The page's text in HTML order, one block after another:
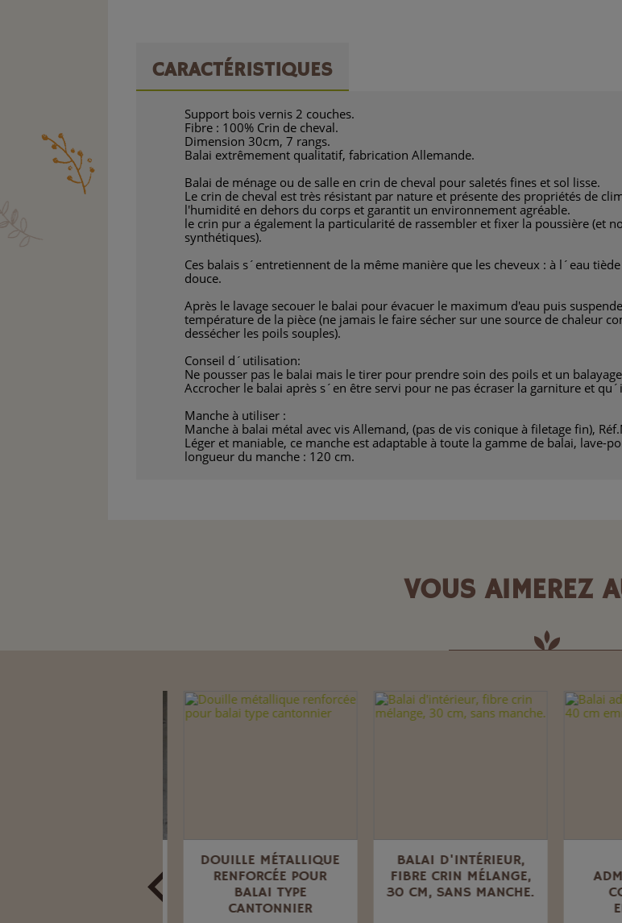
CARACTÉRISTIQUES
Support bois vernis 2 couches.
Fibre : 100% Crin de cheval.
Dimension 30cm, 7 rangs.
Balai extrêmement qualitatif, fabrication Allemande.
Balai de ménage ou de salle en crin de cheval pour saletés fines et sol lisse.
Le crin de cheval est très résistant par nature et présente des propriétés de
l'humidité en dehors du corps et garantit un environnement agréable.
le crin pur a également la particularité de rassembler et fixer la poussière (et
synthétiques).
Ces balais s´entretiennent de la même manière que les cheveux : à l´eau
douce.
Après le lavage secouer le balai pour évacuer le maximum d'eau puis
température de la pièce (ne jamais le faire sécher sur une source de chaleur
dessécher les poils souples).
Conseil d´utilisation:
Ne pousser pas le balai mais le tirer pour prendre soin des poils et un
Accrocher le balai après s´en être servi pour ne pas écraser la garniture et
Manche à utiliser :
Manche à balai métal avec vis Allemand, (pas de vis conique à filetage fin),
Léger et maniable, ce manche est adaptable à toute la gamme de balai, lave-
longueur du manche : 120 cm.
VOUS AIMEREZ
DOUILLE MÉTALLIQUE
RENFORCÉE POUR
BALAI TYPE
CANTONNIER
BALAI D'INTÉRIEUR,
FIBRE CRIN MÉLANGE,
30 CM, SANS MANCHE.